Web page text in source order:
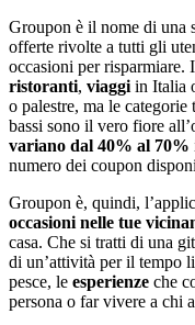
Groupon è il nome di una
offerte rivolte a tutti gli
occasioni per risparmiare.
ristoranti, viaggi in Italia
o palestre, ma le
bassi sono il vero fiore
variano dal 40% al 70%
numero dei coupon
Groupon è, quindi,
occasioni nelle tue
casa. Che si tratti di una
di un’attività per il tempo
pesce, le esperienze che
persona o far vivere a chi